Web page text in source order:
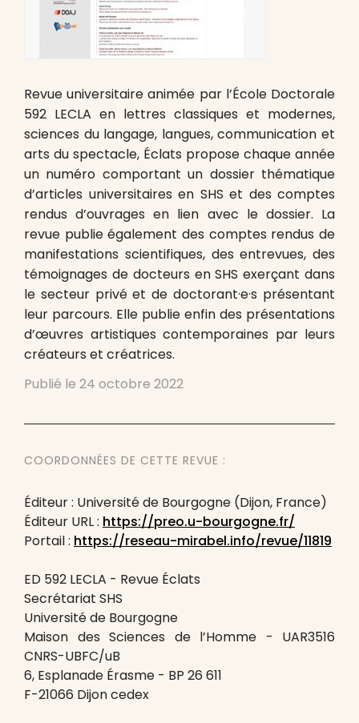
Revue universitaire animée par l’École Doctorale
592 LECLA en lettres classiques et modernes,
sciences du langage, langues, communication et
arts du spectacle, Éclats propose chaque année
un numéro comportant un dossier thématique
d’articles universitaires en SHS et des comptes
rendus d’ouvrages en lien avec le dossier. La
revue publie également des comptes rendus de
manifestations scientifiques, des entrevues, des
témoignages de docteurs en SHS exerçant dans
le secteur privé et de doctorant·e·s présentant
leur parcours. Elle publie enfin des présentations
d’œuvres artistiques contemporaines par leurs
créateurs et créatrices.
Publié le 24 octobre 2022
COORDONNÉES DE CETTE REVUE :
Éditeur : Université de Bourgogne (Dijon, France)
Éditeur URL : https://preo.u-bourgogne.fr/
Portail : https://reseau-mirabel.info/revue/11819
ED 592 LECLA - Revue Éclats
Secrétariat SHS
Université de Bourgogne
Maison des Sciences de l’Homme - UAR3516
CNRS-UBFC/uB
6, Esplanade Érasme - BP 26 611
F-21066 Dijon cedex